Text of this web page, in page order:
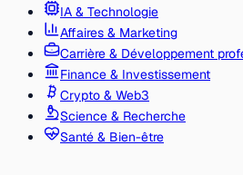
IA & Technologie
Affaires & Marketing
Carrière & Développement
Finance & Investissement
Crypto & Web3
Science & Recherche
Santé & Bien-être